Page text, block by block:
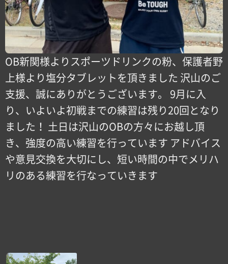
OB新関様よりスポーツドリンクの粉、保護者野
上様より塩分タブレットを頂きました 沢山のご
支援、誠にありがとうございます。 9月に入
り、いよいよ初戦までの練習は残り20回となり
ました！ 土日は沢山のOBの方々にお越し頂
き、強度の高い練習を行っています アドバイス
や意見交換を大切にし、短い時間の中でメリハ
リのある練習を行なっていきます